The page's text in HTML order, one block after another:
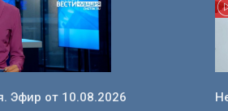
Эфир от 10.08.2026